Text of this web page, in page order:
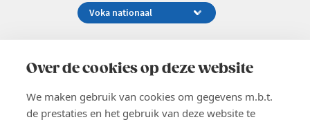
Over de cookies op deze website
We maken gebruik van cookies om gegevens m.b.t.
de prestaties en het gebruik van deze website te
02 229 81 11